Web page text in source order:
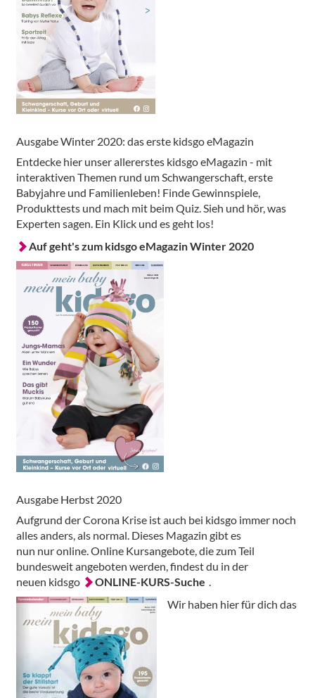
Ausgabe Winter 2020: das erste kidsgo eMagazin
Entdecke hier unser allererstes kidsgo eMagazin - mit
interaktiven Themen rund um Schwangerschaft, erste
Babyjahre und Familienleben! Finde Gewinnspiele,
Produkttests und mach mit beim Quiz. Sieh und hör, was
Experten sagen. Ein Klick und es geht los!
Auf geht's zum kidsgo eMagazin Winter 2020
Ausgabe Herbst 2020
Aufgrund der Corona Krise ist auch bei kidsgo immer noch
alles anders, als normal. Dieses Magazin gibt es
nun nur online. Online Kursangebote, die zum Teil
bundesweit angeboten werden, findest du in der
neuen kidsgo
ONLINE-KURS-Suche .
Wir haben hier für dich das